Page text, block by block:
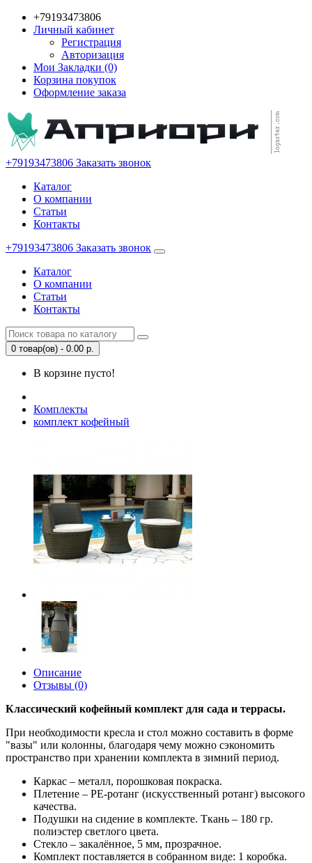
+79193473806
Личный кабинет
Регистрация
Авторизация
Мои Закладки (0)
Корзина покупок
Оформление заказа
+79193473806 Заказать звонок
Каталог
О компании
Статьи
Контакты
+79193473806 Заказать звонок
Каталог
О компании
Статьи
Контакты
0 товар(ов) - 0.00 р.
В корзине пусто!
Комплекты
комплект кофейный
Описание
Отзывы (0)
Классический кофейный комплект для сада и террасы.
При необходимости кресла и стол можно составить в форме
"вазы" или колонны, благодаря чему можно сэкономить
пространство при хранении комплекта в зимний период.
Каркас – металл, порошковая покраска.
Плетение – PE-ротанг (искусственный ротанг) высокого
качества.
Подушки на сидение в комплекте. Ткань – 180 гр.
полиэстер светлого цвета.
Стекло – закалённое, 5 мм, прозрачное.
Комплект поставляется в собранном виде: 1 коробка.